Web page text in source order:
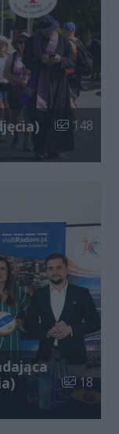
Liczba
148
Liczba
18